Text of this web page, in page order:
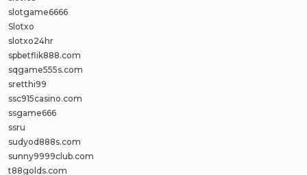
slotgame6666
Slotxo
slotxo24hr
spbetflik888.com
sqgame555s.com
sretthi99
ssc915casino.com
ssgame666
ssru
sudyod888s.com
sunny9999club.com
t88golds.com